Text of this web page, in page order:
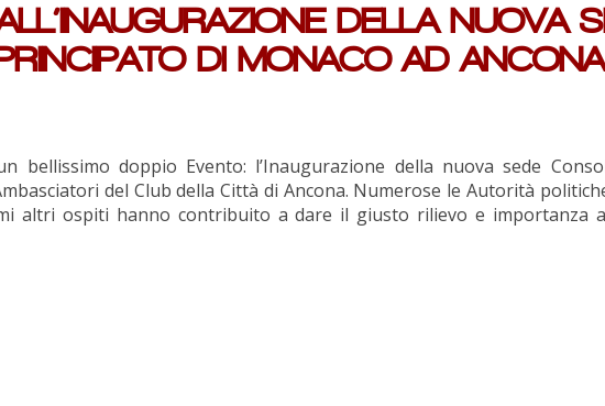
DELLA NUOVA
DI MONACO AD ANCONA
bellissimo doppio Evento: l’Inaugurazione della nuova sede
del Club della Città di Ancona. Numerose le Autorità
altri ospiti hanno contribuito a dare il giusto rilievo e importanza